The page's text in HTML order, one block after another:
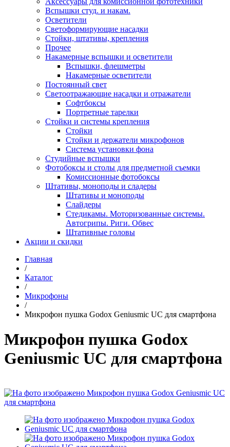
Вспышки студ. и накам.
Осветители
Светоформирующие насадки
Стойки, штативы, крепления
Прочее
Накамерные вспышки и осветители
Вспышки, флешметры
Накамерные осветители
Постоянный свет
Светоотражающие насадки и отражатели
Софтбоксы
Портретные тарелки
Стойки и системы крепления
Стойки
Стойки и держатели микрофонов
Система установки фона
Студийные вспышки
Фотобоксы и столы для предметной съемки
Комиссионные фотобоксы
Штативы, моноподы и сладеры
Штативы и моноподы
Слайдеры
Стедикамы. Моторизованные системы.
Автогрипы. Риги. Обвес
Штативные головы
Акции и скидки
Главная
/
Каталог
/
Микрофоны
/
Микрофон пушка Godox Geniusmic UC для смартфона
Микрофон пушка Godox
Geniusmic UC для смартфона